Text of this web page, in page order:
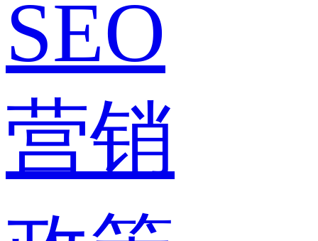
SEO
营销